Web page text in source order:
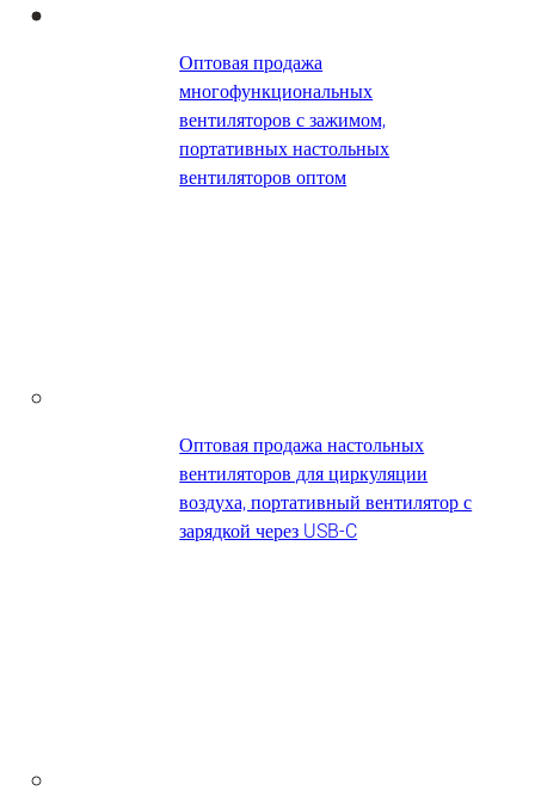
Оптовая продажа
многофункциональных
вентиляторов с зажимом,
портативных настольных
вентиляторов оптом
Оптовая продажа настольных
вентиляторов для циркуляции
воздуха, портативный вентилятор с
зарядкой через USB-C